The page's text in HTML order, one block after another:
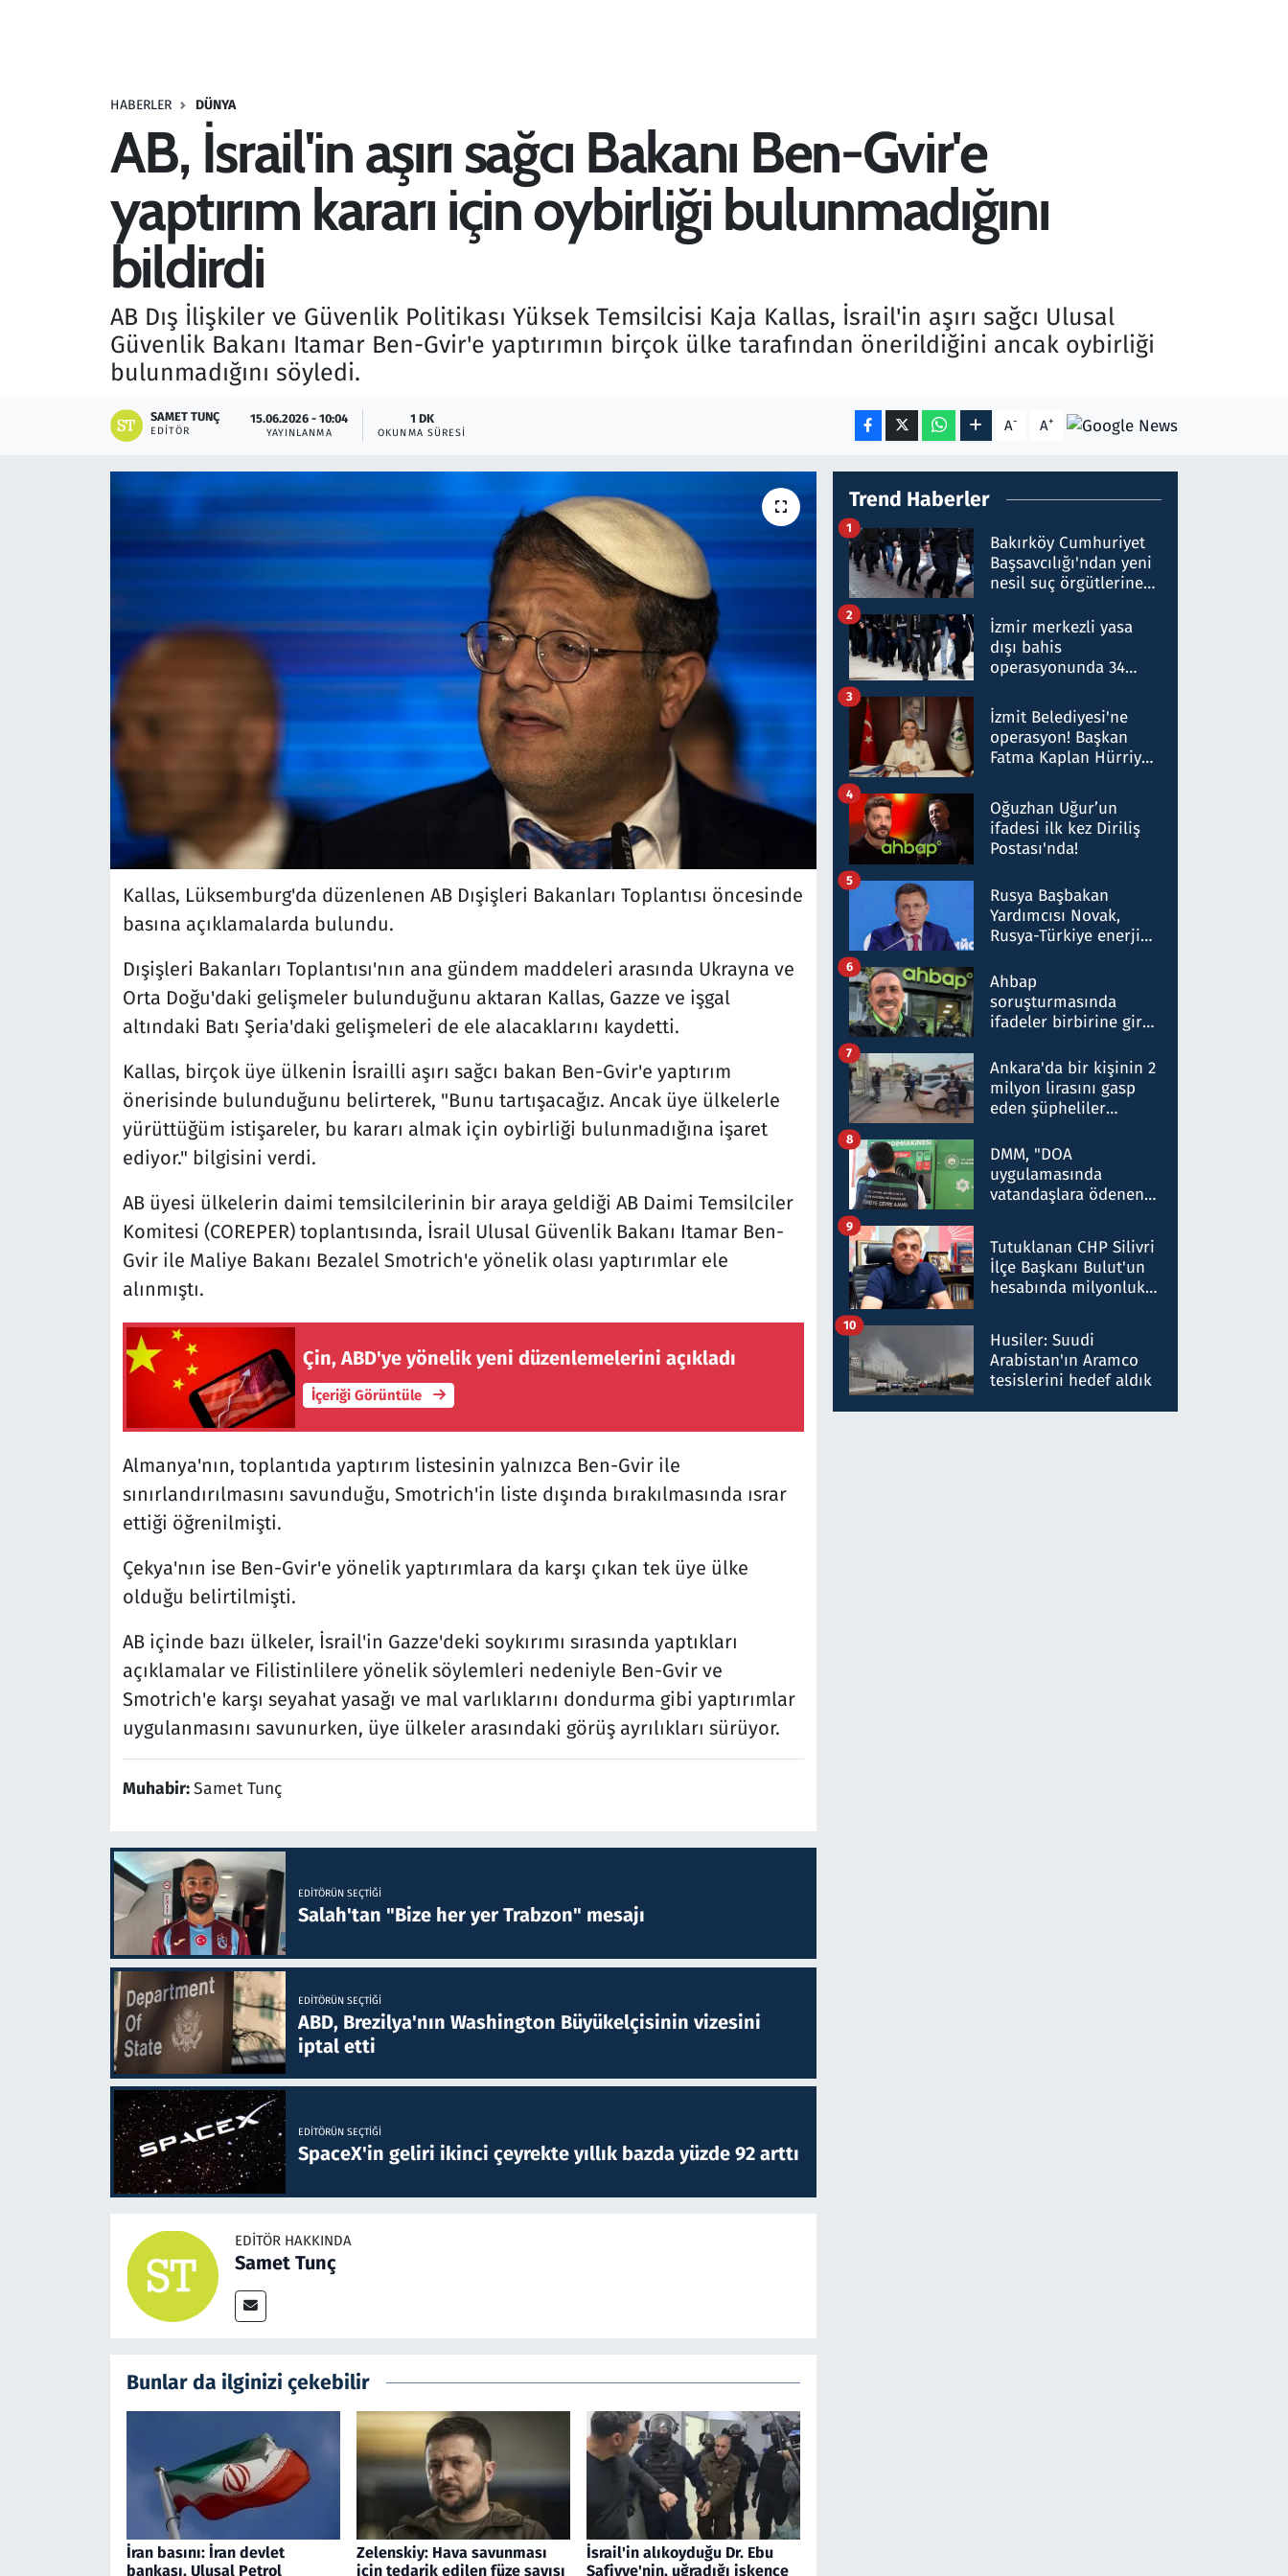
HABERLER DÜNYA
AB, İsrail'in aşırı sağcı Bakanı Ben-Gvir'e
yaptırım kararı için oybirliği bulunmadığını
bildirdi
AB Dış İlişkiler ve Güvenlik Politikası Yüksek Temsilcisi Kaja Kallas, İsrail'in aşırı sağcı Ulusal
Güvenlik Bakanı Itamar Ben-Gvir'e yaptırımın birçok ülke tarafından önerildiğini ancak oybirliği
bulunmadığını söyledi.
SAMET TUNÇ
EDITÖR
15.06.2026 - 10:04
YAYINLANMA
1 DK
OKUNMA SÜRESI A- A+
Kallas, Lüksemburg'da düzenlenen AB Dışişleri Bakanları Toplantısı öncesinde
basına açıklamalarda bulundu.
Dışişleri Bakanları Toplantısı'nın ana gündem maddeleri arasında Ukrayna ve
Orta Doğu'daki gelişmeler bulunduğunu aktaran Kallas, Gazze ve işgal
altındaki Batı Şeria'daki gelişmeleri de ele alacaklarını kaydetti.
Kallas, birçok üye ülkenin İsrailli aşırı sağcı bakan Ben-Gvir'e yaptırım
önerisinde bulunduğunu belirterek, "Bunu tartışacağız. Ancak üye ülkelerle
yürüttüğüm istişareler, bu kararı almak için oybirliği bulunmadığına işaret
ediyor." bilgisini verdi.
AB üyesi ülkelerin daimi temsilcilerinin bir araya geldiği AB Daimi Temsilciler
Komitesi (COREPER) toplantısında, İsrail Ulusal Güvenlik Bakanı Itamar Ben-
Gvir ile Maliye Bakanı Bezalel Smotrich'e yönelik olası yaptırımlar ele
alınmıştı.
Çin, ABD'ye yönelik yeni düzenlemelerini açıkladı
İçeriği Görüntüle
Almanya'nın, toplantıda yaptırım listesinin yalnızca Ben-Gvir ile
sınırlandırılmasını savunduğu, Smotrich'in liste dışında bırakılmasında ısrar
ettiği öğrenilmişti.
Çekya'nın ise Ben-Gvir'e yönelik yaptırımlara da karşı çıkan tek üye ülke
olduğu belirtilmişti.
AB içinde bazı ülkeler, İsrail'in Gazze'deki soykırımı sırasında yaptıkları
açıklamalar ve Filistinlilere yönelik söylemleri nedeniyle Ben-Gvir ve
Smotrich'e karşı seyahat yasağı ve mal varlıklarını dondurma gibi yaptırımlar
uygulanmasını savunurken, üye ülkeler arasındaki görüş ayrılıkları sürüyor.
Muhabir:Samet Tunç
EDITÖRÜN SEÇTIĞI
Salah'tan "Bize her yer Trabzon" mesajı
EDITÖRÜN SEÇTIĞI
ABD, Brezilya'nın Washington Büyükelçisinin vizesini
iptal etti
EDITÖRÜN SEÇTIĞI
SpaceX'in geliri ikinci çeyrekte yıllık bazda yüzde 92 arttı
EDITÖR HAKKINDA
Samet Tunç
Bunlar da ilginizi çekebilir
İran basını: İran devlet
bankası, Ulusal Petrol
Zelenskiy: Hava savunması
için tedarik edilen füze sayısı
İsrail'in alıkoyduğu Dr. Ebu
Safiyye'nin, uğradığı işkence
Trend Haberler
Bakırköy Cumhuriyet
Başsavcılığı'ndan yeni
nesil suç örgütlerine
hakkında gözaltı kararı
1
İzmir merkezli yasa
dışı bahis
operasyonunda 34
Milyar liralık para
trafiği tespit edildi
2
İzmit Belediyesi'ne
operasyon! Başkan
Fatma Kaplan Hürriyet
3
Oğuzhan Uğur’un
ifadesi ilk kez Diriliş
Postası'nda!
4
Rusya Başbakan
Yardımcısı Novak,
Rusya-Türkiye enerji
nitelikte olduğunu
belirtti
5
Ahbap
soruşturmasında
ifadeler birbirine girdi:
ifadelerinden ortaya
çıkan tablo şok etti
6
Ankara'da bir kişinin 2
milyon lirasını gasp
eden şüpheliler
7
DMM, "DOA
uygulamasında
vatandaşlara ödenen
düşürüldüğü" iddiasını
yalanladı
8
Tutuklanan CHP Silivri
İlçe Başkanı Bulut'un
hesabında milyonluk
talimat verdi, ben
gönderdim
9
Husiler: Suudi
Arabistan'ın Aramco
tesislerini hedef aldık
10
Seçim 2023
Teknoloji ve Bilim
Televizyon